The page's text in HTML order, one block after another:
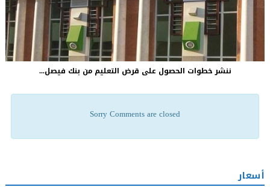
ننشر خطوات الحصول على قرض التعليم من بنك فيصل...
Sorry Comments are closed
أسعار